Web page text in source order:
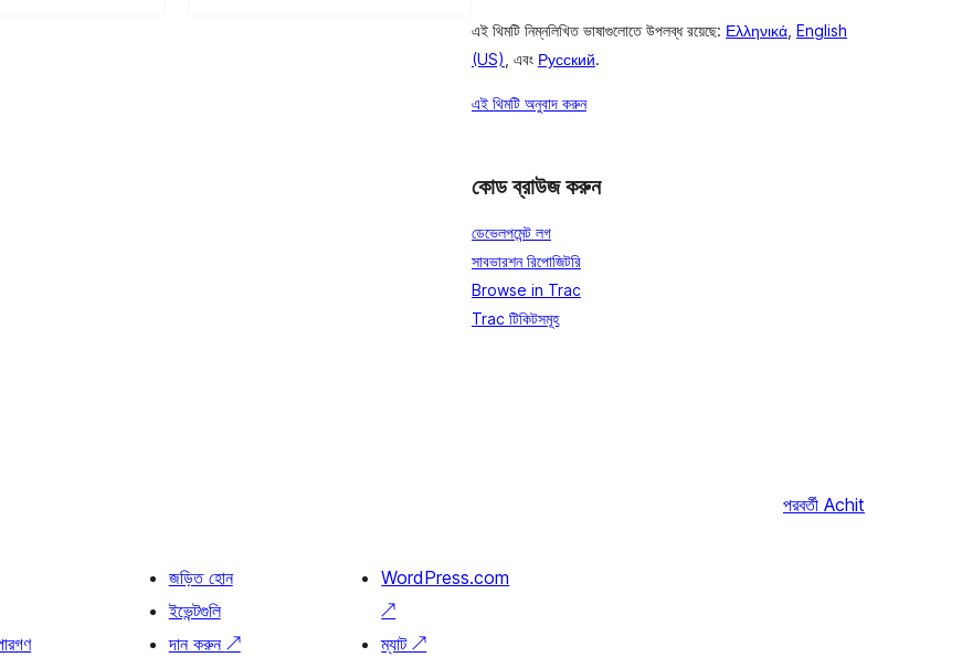
এই থিমটি নিম্নলিখিত ভাষাগুলোতে উপলব্ধ রয়েছে: Ελληνικά English
(US) , এবং Русский.
এই থিমটি অনুবাদ করুন
কোড ব্রাউজ করুন
ডেভেলপমেন্ট লগ
সাবভারশন রিপোজিটরি
Browse in Trac
Trac টিকিটসমূহ
পরবর্তী Achit
জড়িত হোন
ইভেন্টগুলি
দান করুন ↗
WordPress.com
↗
ম্যাট↗